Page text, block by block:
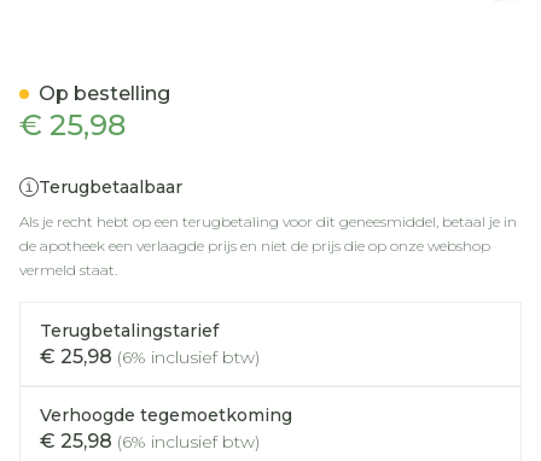
€ 25,98
Terugbetaalbaar
Als je recht hebt op een terugbetaling voor dit geneesmiddel, betaal je in
de apotheek een verlaagde prijs en niet de prijs die op onze webshop
vermeld staat.
Terugbetalingstarief
€ 25,98 (6% inclusief btw)
Verhoogde tegemoetkoming
€ 25,98 (6% inclusief btw)
Op bestelling